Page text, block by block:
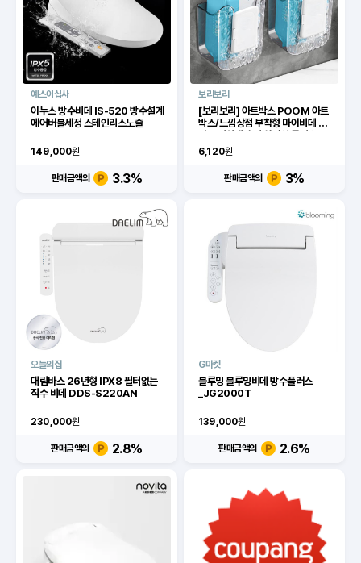
예스이십사
이누스 방수비데 IS-520 방수설계
에어버블세정 스테인리스노즐
149,000원
판매금액의 3.3%
보리보리
[보리보리] 아트박스 POOM 아트
박스/느낌상점 부착형 마이비데 케
6,120원
판매금액의 3%
오늘의집
대림바스 26년형 IPX8 필터없는
직수 비데 DDS-S220AN
230,000원
판매금액의 2.8%
G마켓
블루밍 블루밍비데 방수플러스
_JG2000T
139,000원
판매금액의 2.6%